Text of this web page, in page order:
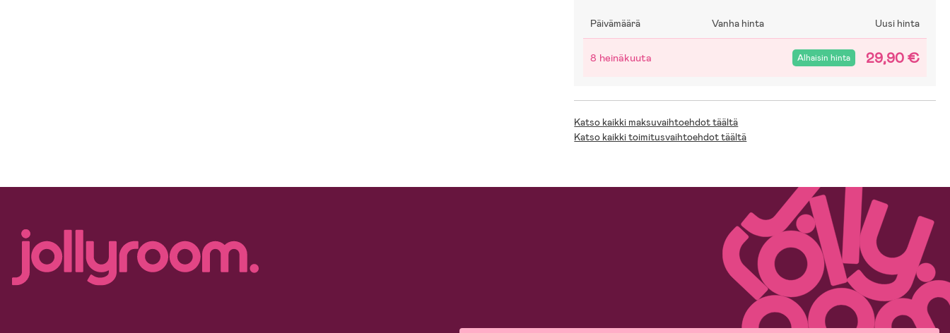
Päivämäärä Vanha hinta Uusi hinta
8 heinäkuuta Alhaisin hinta 29,90 €
Katso kaikki maksuvaihtoehdot täältä
Katso kaikki toimitusvaihtoehdot täältä